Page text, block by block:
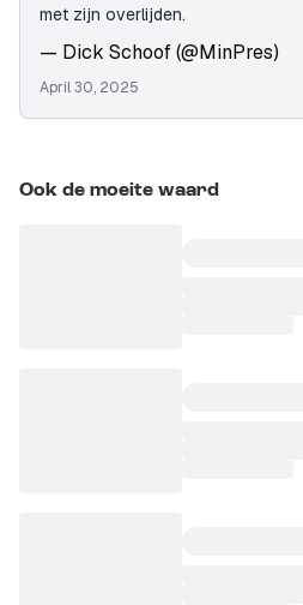
met zijn overlijden.
— Dick Schoof (@MinPres)
April 30, 2025
Ook de moeite waard